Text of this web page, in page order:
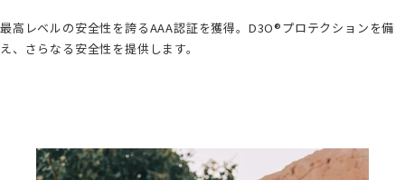
最高レベルの安全性を誇るAAA認証を獲得。D3O®︎プロテクションを備
え、さらなる安全性を提供します。